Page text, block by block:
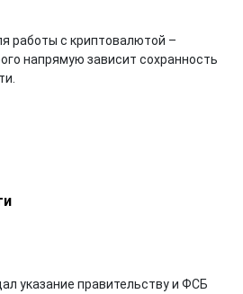
работы с криптовалютой –
напрямую зависит сохранность
указание правительству и ФСБ